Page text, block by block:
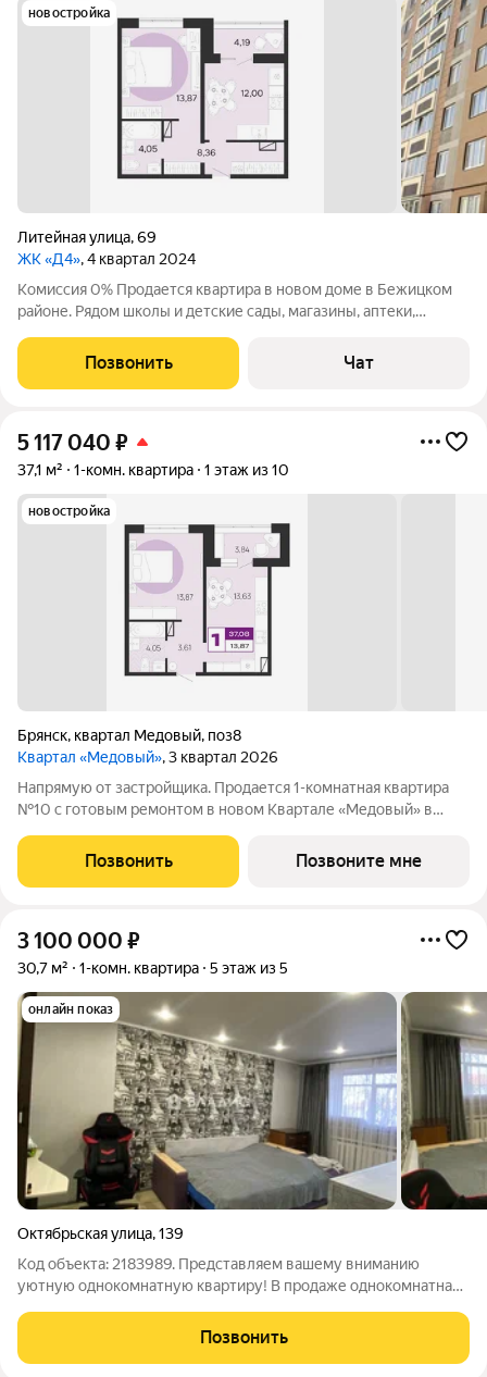
новостройка
Литейная улица,69
ЖК «Д4», 4 квартал 2024
Комиссия 0% Продается квартира в новом доме в Бежицком
районе. Рядом школы и детские сады, магазины, аптеки,
Позвонить Чат
5 117 040 ₽
37,1 м² 1-комн. квартира 1 этаж из 10
новостройка
Брянск, квартал Медовый, поз8
Квартал «Медовый», 3 квартал 2026
Напрямую от застройщика. Продается 1-комнатная квартира
№10 с готовым ремонтом в новом Квартале «Медовый» в
детских сада, построены новые школы и поликлиника. В 5
минутах находится крупный
Позвонить Позвоните мне
3 100 000 ₽
30,7 м² 1-комн. квартира 5 этаж из 5
онлайн показ
Октябрьская улица,139
Код объекта: 2183989. Представляем вашему вниманию
уютную однокомнатную квартиру! В продаже однокомнатная
адресу: г. Брянск, ул. Октябрьская, 139. Эта светлая и уютная
квартира находится на 5-м
Позвонить